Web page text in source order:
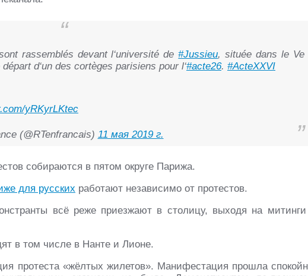
rassemblés devant l‘université de#Jussieu, située dans le Ve
d‘un des cortèges parisiens pour l‘#acte26. #ActeXXVI
yRKyrLKtec
(@RTenfrancais) 11 мая 2019 г.
собираются в пятом округе Парижа.
для русских работают независимо от протестов.
всё реже приезжают в столицу, выходя на
в том числе в Нанте и Лионе.
протеста «жёлтых жилетов». Манифестация прошла